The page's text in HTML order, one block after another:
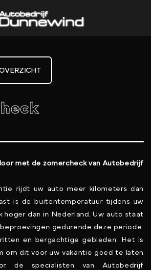
met de zomercheck van Autobedrijf
rijdt uw auto meer kilometers dan
is de buitentemperatuur tijdens uw
hoger dan in Nederland. Uw auto staat
gedurende deze periode.
en bergachtige gebieden. Het is
om dit voor uw vakantie goed te laten
de specialisten van Autobedrijf